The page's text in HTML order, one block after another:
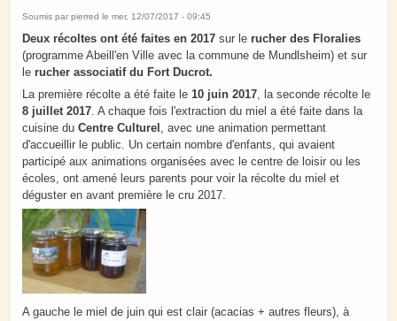
Soumis par pierred le mer, 12/07/2017 - 09:45
Deux récoltes ont été faites en 2017 sur le rucher des Floralies
(programme Abeill'en Ville avec la commune de Mundlsheim) et sur
le rucher associatif du Fort Ducrot.
La première récolte a été faite le 10 juin 2017 , la seconde récolte le
8 juillet 2017 . A chaque fois l'extraction du miel a été faite dans la
cuisine du Centre Culturel , avec une animation permettant
d'accueillir le public. Un certain nombre d'enfants, qui avaient
participé aux animations organisées avec le centre de loisir ou les
écoles, ont amené leurs parents pour voir la récolte du miel et
déguster en avant première le cru 2017.
A gauche le miel de juin qui est clair (acacias + autres fleurs), à